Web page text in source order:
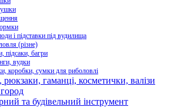
і підставки під вудилища
(різне)
підсаки, багри
вудки
коробки, сумки для риболовлі
гаманці, косметички, валізи
та будівельний інструмент